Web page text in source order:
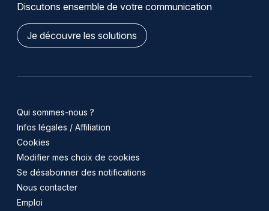
Discutons ensemble de votre communication
Je découvre les solutions
Qui sommes-nous ?
Infos légales / Affiliation
Cookies
Modifier mes choix de cookies
Se désabonner des notifications
Nous contacter
Emploi